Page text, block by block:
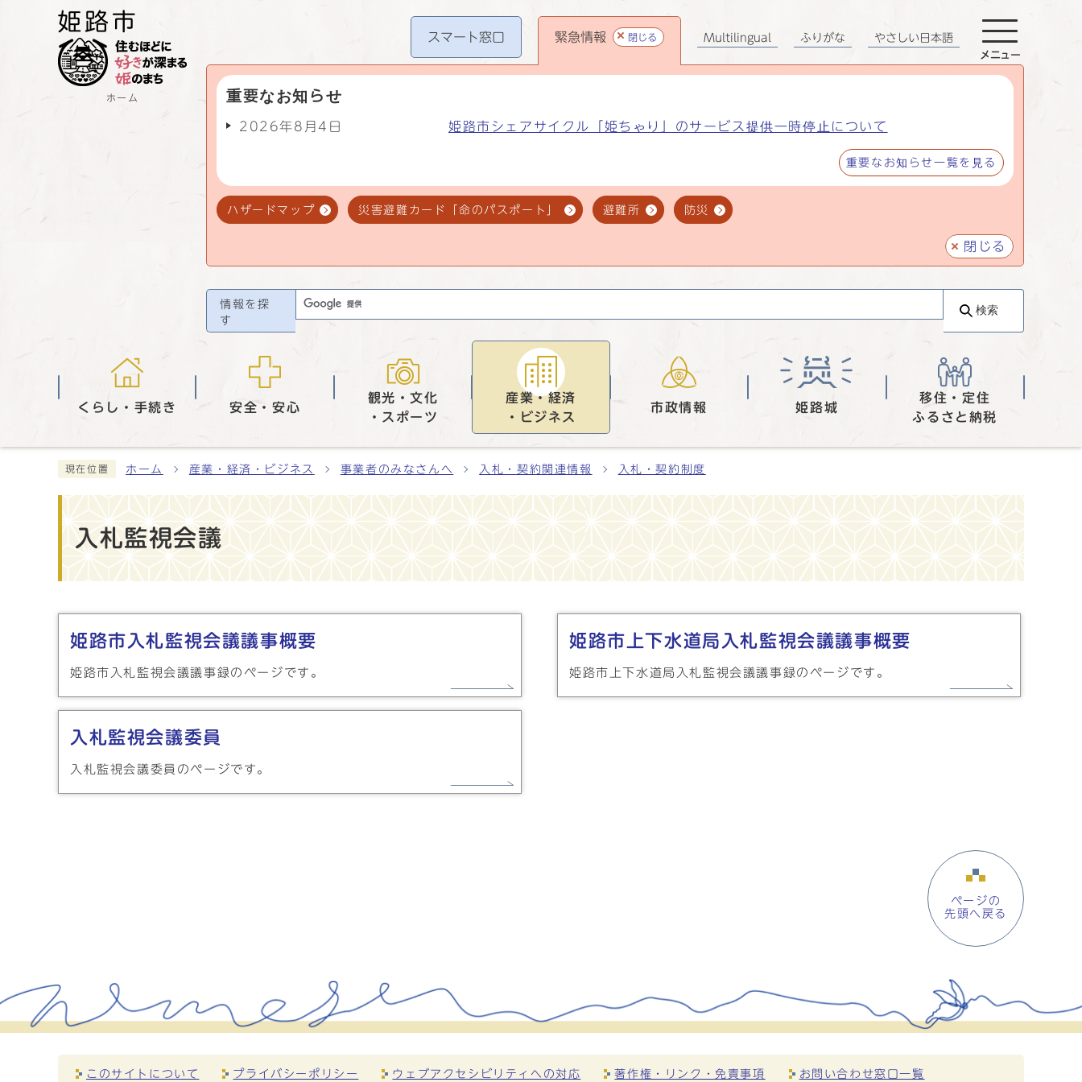
ホーム
スマート窓口 緊急情報 閉じる
重要なお知らせ
2026年8月4日 姫路市シェアサイクル「姫ちゃり」のサービス提供一時停止について
重要なお知らせ一覧を見る
ハザードマップ 災害避難カード「命のパスポート」 避難所 防災
閉じる
Multilingual ふりがな やさしい日本語
メニュー
情報を探
す
検索
くらし・手続き 安全・安心
観光・文化
・スポーツ
産業・経済
・ビジネス
市政情報 姫路城
移住・定住
ふるさと納税
現在位置 ホーム 産業・経済・ビジネス 事業者のみなさんへ 入札・契約関連情報 入札・契約制度
入札監視会議
姫路市入札監視会議議事概要
姫路市入札監視会議議事録のページです。
姫路市上下水道局入札監視会議議事概要
姫路市上下水道局入札監視会議議事録のページです。
入札監視会議委員
入札監視会議委員のページです。
ページの
先頭へ戻る
このサイトについて プライバシーポリシー ウェブアクセシビリティへの対応 著作権・リンク・免責事項 お問い合わせ窓口一覧